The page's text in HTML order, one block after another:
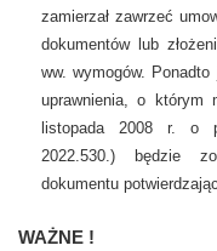
zamierzał zawrzeć
dokumentów lub
ww. wymogów.
uprawnienia, o
listopada 2008 r. o
2022.530.) będzie
dokumentu
WAŻNE !